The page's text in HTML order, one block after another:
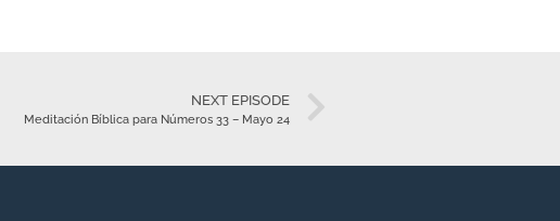
NEXT EPISODE
Meditación Bíblica para Números 33 – Mayo 24